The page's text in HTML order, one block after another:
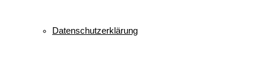
Datenschutzerklärung